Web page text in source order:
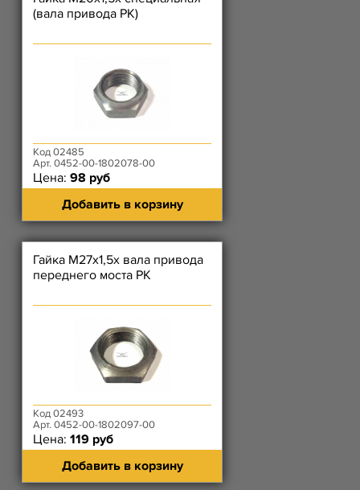
(вала привода РК)
Код 02485
Арт. 0452-00-1802078-00
Цена: 98 руб
Добавить в корзину
Гайка М27х1,5х вала привода
переднего моста РК
Код 02493
Арт. 0452-00-1802097-00
Цена: 119 руб
Добавить в корзину